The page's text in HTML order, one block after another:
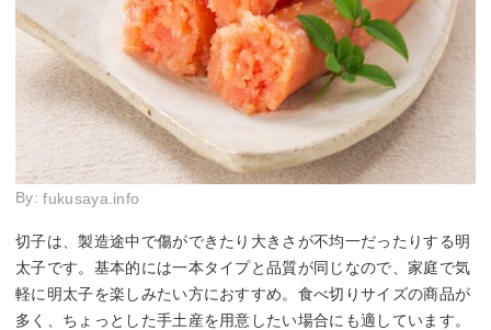
By:fukusaya.info
切子は、製造途中で傷ができたり大きさが不均一だったりする明
太子です。基本的には一本タイプと品質が同じなので、家庭で気
軽に明太子を楽しみたい方におすすめ。食べ切りサイズの商品が
多く、ちょっとした手土産を用意したい場合にも適しています。